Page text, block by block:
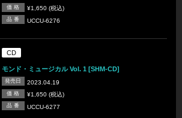
価 格 ¥1,650 (税込)
品 番 UCCU-6276
CD
モンド・ミュージカル Vol. 1 [SHM-CD]
発売日 2023.04.19
価 格 ¥1,650 (税込)
品 番 UCCU-6277